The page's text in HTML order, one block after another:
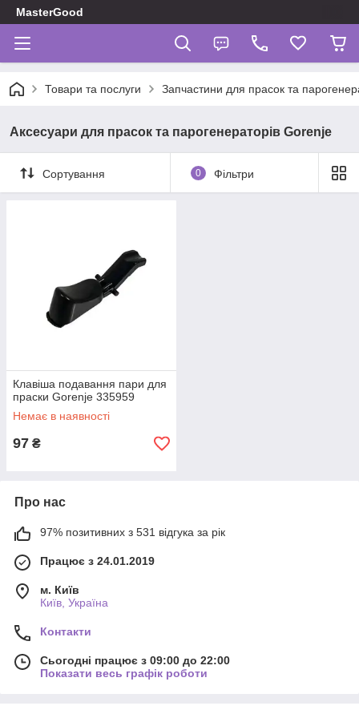
MasterGood
Товари та послуги Запчастини для прасок та
Аксесуари для прасок та парогенераторів Gorenje
Сортування 0 Фільтри
Клавіша подавання пари для
праски Gorenje 335959
Немає в наявності
97 ₴
Про нас
97% позитивних з 531 відгука за рік
Працює з 24.01.2019
м. Київ
Київ, Україна
Контакти
Сьогодні працює з 09:00 до 22:00
Показати весь графік роботи